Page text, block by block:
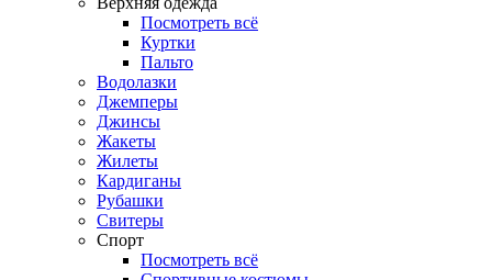
Посмотреть всё
Куртки
Пальто
Водолазки
Джемперы
Джинсы
Жакеты
Жилеты
Кардиганы
Рубашки
Свитеры
Спорт
Посмотреть всё